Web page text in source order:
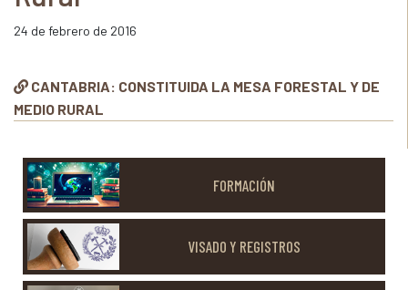
24 de febrero de 2016
CANTABRIA: CONSTITUIDA LA MESA FORESTAL Y DE
MEDIO RURAL
FORMACIÓN
VISADO Y REGISTROS